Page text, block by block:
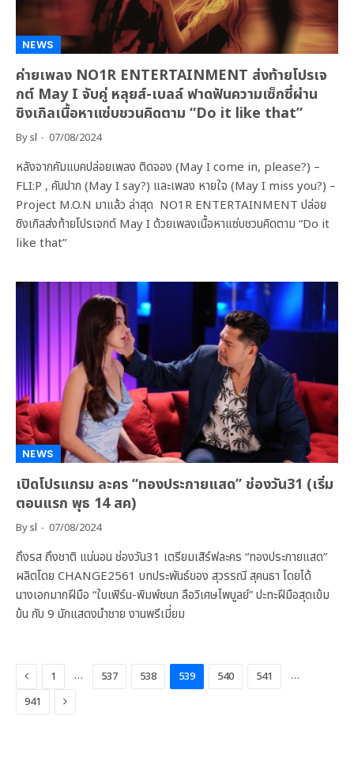
NEWS
ค่ายเพลง NO1R ENTERTAINMENT ส่งท้ายโปรเจ
กต์ May I จับคู่ หลุยส์-เบลล์ ฟาดฟันความเซ็กซี่ผ่าน
ซิงเกิลเนื้อหาแซ่บชวนคิดตาม “Do it like that”
Bysl 07/08/2024
หลังจากคัมแบคปล่อยเพลง ติดจอง (May I come in, please?) –
FLI:P , คันปาก (May I say?) และเพลง หายใจ (May I miss you?) –
Project M.O.N มาแล้ว ล่าสุด NO1R ENTERTAINMENT ปล่อย
ซิงเกิลส่งท้ายโปรเจกต์ May I ด้วยเพลงเนื้อหาแซ่บชวนคิดตาม “Do it
like that”
NEWS
เปิดโปรแกรม ละคร “ทองประกายแสด” ช่องวัน31 (เริ่ม
ตอนแรก พุธ 14 สค)
Bysl 07/08/2024
ถึงรส ถึงชาติ แน่นอน ช่องวัน31 เตรียมเสิร์ฟละคร “ทองประกายแสด”
ผลิตโดย CHANGE2561 บทประพันธ์ของ สุวรรณี สุคนธา โดยได้
นางเอกมากฝีมือ “ใบเฟิร์น-พิมพ์ชนก ลือวิเศษไพบูลย์” ปะทะฝีมือสุดเข้ม
ข้น กับ 9 นักแสดงนำชาย งานพรีเมี่ยม
Previous
1 … 537 538 539 540 541
…
941
Next